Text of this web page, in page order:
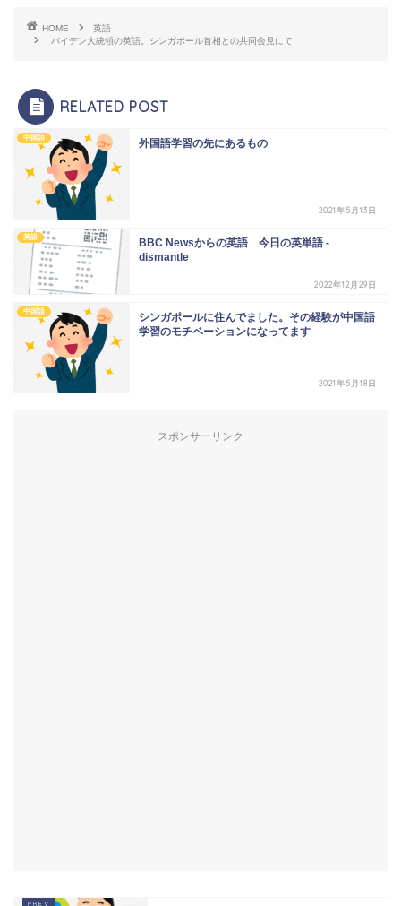
HOME
英語
バイデン大統領の英語。シンガポール首相との共同会見にて
RELATED POST
中国語 外国語学習の先にあるもの
2021年5月13日
英語
BBC Newsからの英語 今日の英単語 -
dismantle
2022年12月29日
中国語
シンガポールに住んでました。その経験が中国語
学習のモチベーションになってます
2021年5月18日
スポンサーリンク